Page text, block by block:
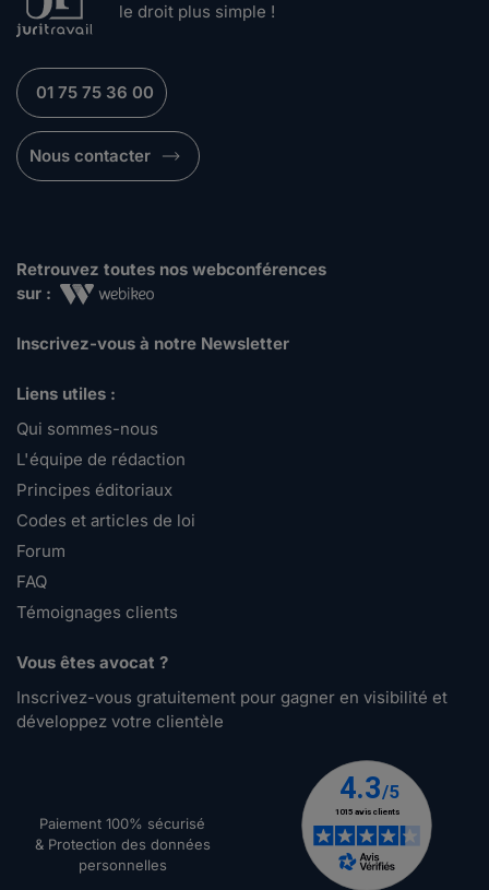
le droit plus simple !
01 75 75 36 00
Nous contacter
Retrouvez toutes nos webconférences
sur :
Inscrivez-vous à notre Newsletter
Liens utiles :
Qui sommes-nous
L'équipe de rédaction
Principes éditoriaux
Codes et articles de loi
Forum
FAQ
Témoignages clients
Vous êtes avocat ?
Inscrivez-vous gratuitement pour gagner en visibilité et
développez votre clientèle
Paiement 100% sécurisé
& Protection des données
personnelles